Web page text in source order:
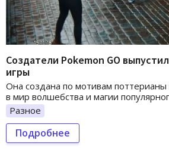
Создатели Pokemon GO
игры
Она создана по мотивам поттерианы
в мир волшебства и магии
Разное
Подробнее